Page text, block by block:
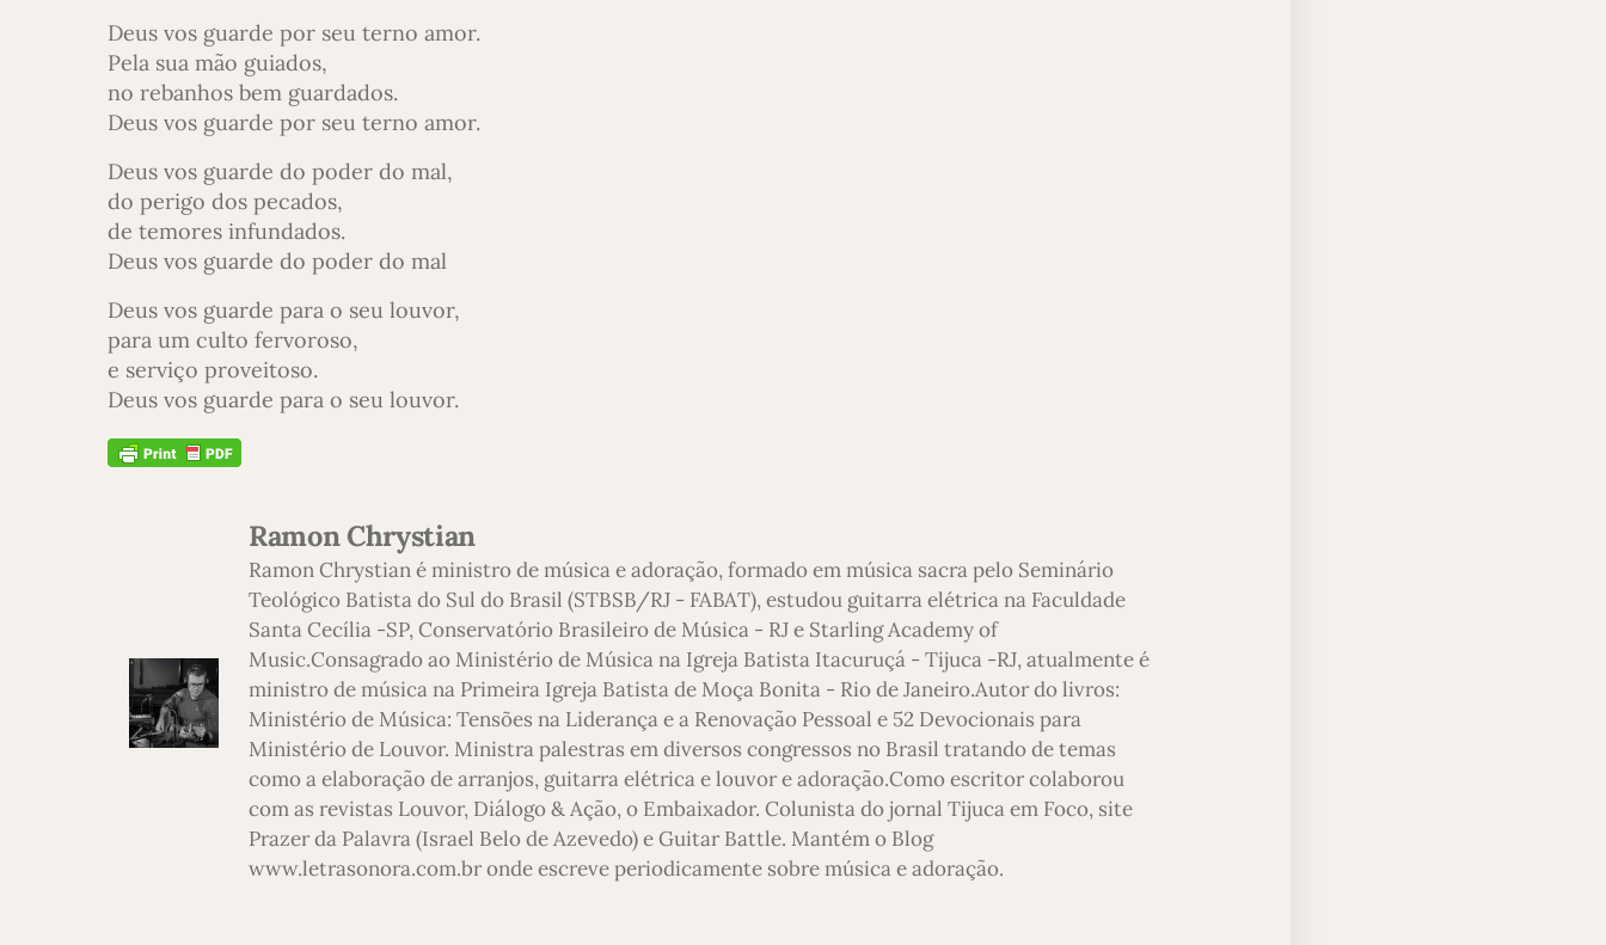
Deus vos guarde por seu terno amor.
Pela sua mão guiados,
no rebanhos bem guardados.
Deus vos guarde por seu terno amor.
Deus vos guarde do poder do mal,
do perigo dos pecados,
de temores infundados.
Deus vos guarde do poder do mal
Deus vos guarde para o seu louvor,
para um culto fervoroso,
e serviço proveitoso.
Deus vos guarde para o seu louvor.
Ramon Chrystian
Ramon Chrystian é ministro de música e adoração, formado em música sacra pelo Seminário
Teológico Batista do Sul do Brasil (STBSB/RJ - FABAT), estudou guitarra elétrica na Faculdade
Santa Cecília -SP, Conservatório Brasileiro de Música - RJ e Starling Academy of
Music.Consagrado ao Ministério de Música na Igreja Batista Itacuruçá - Tijuca -RJ, atualmente é
ministro de música na Primeira Igreja Batista de Moça Bonita - Rio de Janeiro.Autor do livros:
Ministério de Música: Tensões na Liderança e a Renovação Pessoal e 52 Devocionais para
Ministério de Louvor. Ministra palestras em diversos congressos no Brasil tratando de temas
como a elaboração de arranjos, guitarra elétrica e louvor e adoração.Como escritor colaborou
com as revistas Louvor, Diálogo & Ação, o Embaixador. Colunista do jornal Tijuca em Foco, site
Prazer da Palavra (Israel Belo de Azevedo) e Guitar Battle. Mantém o Blog
www.letrasonora.com.br onde escreve periodicamente sobre música e adoração.